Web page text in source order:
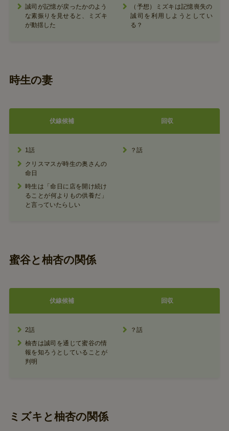
誠司が記憶が戻ったかのよう
な素振りを見せると、ミズキ
が動揺した
（予想）ミズキは記憶喪失の
誠司を利用しようとしてい
る？
時生の妻
伏線候補 回収
1話
クリスマスが時生の奥さんの
命日
時生は「命日に店を開け続け
ることが何よりもの供養だ」
と言っていたらしい
？話
蜜谷と柚杏の関係
伏線候補 回収
2話
柚杏は誠司を通じて蜜谷の情
報を知ろうとしていることが
判明
？話
ミズキと柚杏の関係